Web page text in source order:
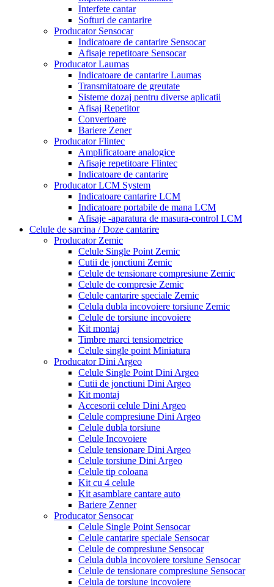
Interfete cantar
Softuri de cantarire
Producator Sensocar
Indicatoare de cantarire Sensocar
Afisaje repetitoare Sensocar
Producator Laumas
Indicatoare de cantarire Laumas
Transmitatoare de greutate
Sisteme dozaj pentru diverse aplicatii
Afisaj Repetitor
Convertoare
Bariere Zener
Producator Flintec
Amplificatoare analogice
Afisaje repetitoare Flintec
Indicatoare de cantarire
Producator LCM System
Indicatoare cantarire LCM
Indicatoare portabile de mana LCM
Afisaje -aparatura de masura-control LCM
Celule de sarcina / Doze cantarire
Producator Zemic
Celule Single Point Zemic
Cutii de jonctiuni Zemic
Celule de tensionare compresiune Zemic
Celule de compresie Zemic
Celule cantarire speciale Zemic
Celula dubla incovoiere torsiune Zemic
Celule de torsiune incovoiere
Kit montaj
Timbre marci tensiometrice
Celule single point Miniatura
Producator Dini Argeo
Celule Single Point Dini Argeo
Cutii de jonctiuni Dini Argeo
Kit montaj
Accesorii celule Dini Argeo
Celule compresiune Dini Argeo
Celule dubla torsiune
Celule Incovoiere
Celule tensionare Dini Argeo
Celule torsiune Dini Argeo
Celule tip coloana
Kit cu 4 celule
Kit asamblare cantare auto
Bariere Zenner
Producator Sensocar
Celule Single Point Sensocar
Celule cantarire speciale Sensocar
Celule de compresiune Sensocar
Celula dubla incovoiere torsiune Sensocar
Celule de tensionare compresiune Sensocar
Celula de torsiune incovoiere